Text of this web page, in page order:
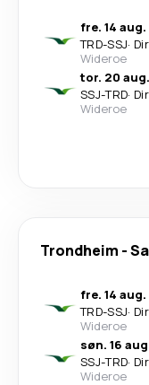
fre. 14 aug.
TRD-SSJ·
Wideroe
tor. 20 aug.
SSJ-TRD·
Wideroe
Trondheim -
fre. 14 aug.
TRD-SSJ·
Wideroe
søn. 16
SSJ-TRD·
Wideroe